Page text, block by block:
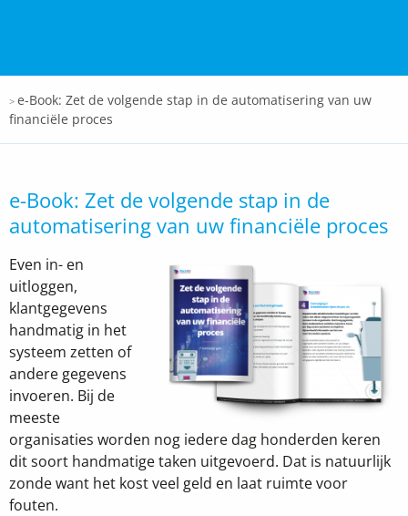
Docspro
> e-Book: Zet de volgende stap in de automatisering van uw
financiële proces
e-Book: Zet de volgende stap in de
automatisering van uw financiële proces
Even in- en
uitloggen,
klantgegevens
handmatig in het
systeem zetten of
andere gegevens
invoeren. Bij de
meeste
organisaties worden nog iedere dag honderden keren
dit soort handmatige taken uitgevoerd. Dat is natuurlijk
zonde want het kost veel geld en laat ruimte voor
fouten.